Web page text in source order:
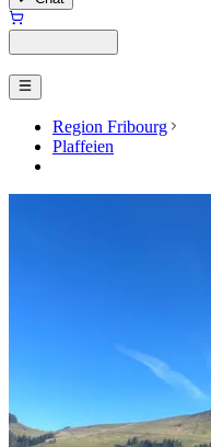
Region Fribourg
Plaffeien